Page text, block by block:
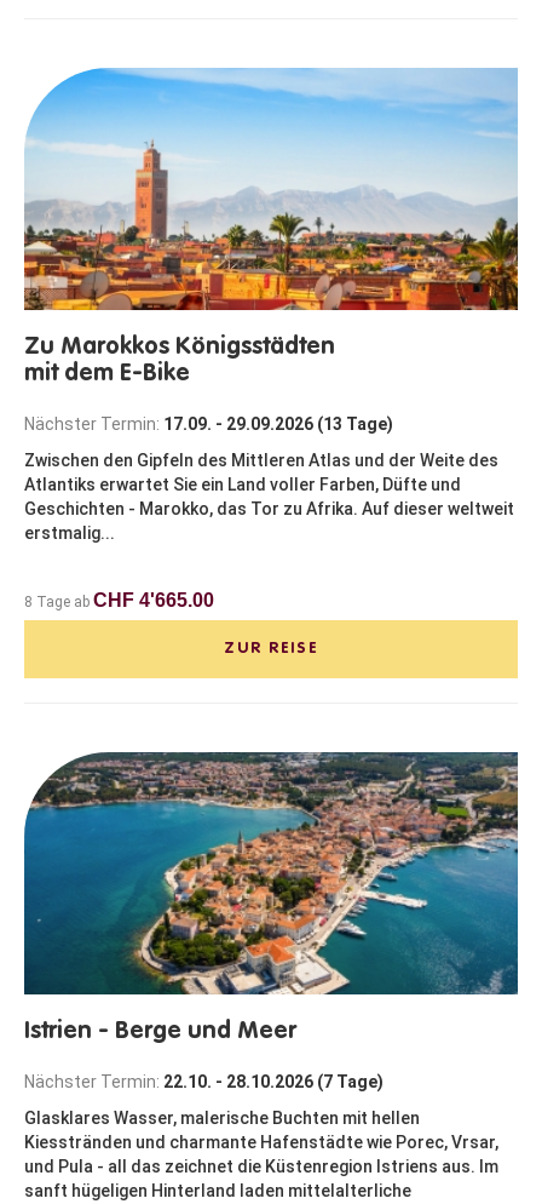
Zu Marokkos Königsstädten
mit dem E-Bike
Nächster Termin: 17.09. - 29.09.2026 (13 Tage)
Zwischen den Gipfeln des Mittleren Atlas und der Weite des
Atlantiks erwartet Sie ein Land voller Farben, Düfte und
Geschichten - Marokko, das Tor zu Afrika. Auf dieser weltweit
erstmalig...
8 Tage ab CHF 4'665.00
ZUR REISE
Istrien - Berge und Meer
Nächster Termin: 22.10. - 28.10.2026 (7 Tage)
Glasklares Wasser, malerische Buchten mit hellen
Kiesstränden und charmante Hafenstädte wie Porec, Vrsar,
und Pula - all das zeichnet die Küstenregion Istriens aus. Im
sanft hügeligen Hinterland laden mittelalterliche